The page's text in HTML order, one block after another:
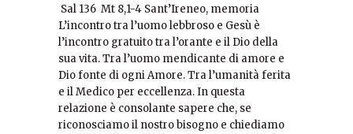
Sal 136 Mt 8,1-4 Sant’Ireneo, memoria
L’incontro tra l’uomo lebbroso e Gesù è
l’incontro gratuito tra l’orante e il Dio della
sua vita. Tra l’uomo mendicante di amore e
Dio fonte di ogni Amore. Tra l’umanità ferita
e il Medico per eccellenza. In questa
relazione è consolante sapere che, se
riconosciamo il nostro bisogno e chiediamo